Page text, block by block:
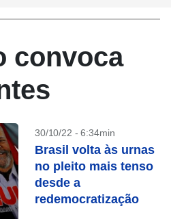
convoca
30/10/22 - 6:34min
Brasil volta às urnas
no pleito mais tenso
desde a
redemocratização